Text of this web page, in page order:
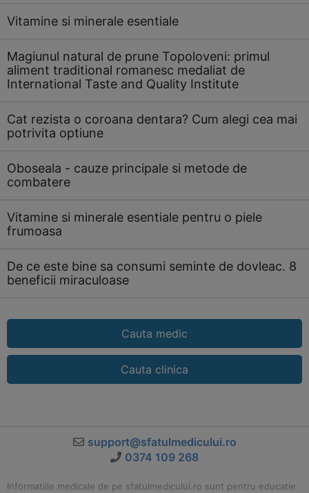
Vitamine si minerale esentiale
Magiunul natural de prune Topoloveni: primul
aliment traditional romanesc medaliat de
International Taste and Quality Institute
Cat rezista o coroana dentara? Cum alegi cea mai
potrivita optiune
Oboseala - cauze principale si metode de
combatere
Vitamine si minerale esentiale pentru o piele
frumoasa
De ce este bine sa consumi seminte de dovleac. 8
beneficii miraculoase
Cauta medic
Cauta clinica
support@sfatulmedicului.ro
0374 109 268
Informatiile medicale de pe sfatulmedicului.ro sunt pentru educatie